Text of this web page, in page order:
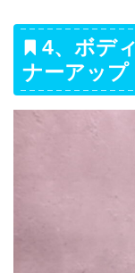
4、ボデ
ナーアップ